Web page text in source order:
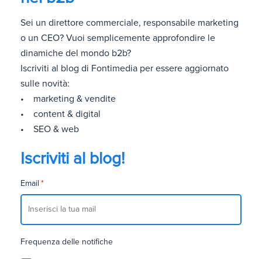
Sei un direttore commerciale, responsabile marketing
o un CEO? Vuoi semplicemente approfondire le
dinamiche del mondo b2b?
Iscriviti al blog di Fontimedia per essere aggiornato
sulle novità:
• marketing & vendite
• content & digital
• SEO & web
Iscriviti al blog!
Email *
Frequenza delle notifiche